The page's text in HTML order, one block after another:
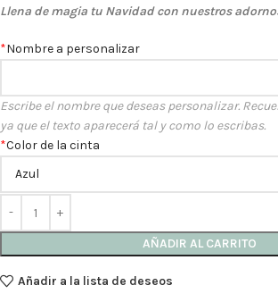
Llena de magia tu Navidad con nuestros
*Nombre a personalizar
Escribe el nombre que deseas personalizar.
ya que el texto aparecerá tal y como lo escribas.
*Color de la cinta
AÑADIR AL CARRITO
Añadir a la lista de deseos